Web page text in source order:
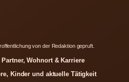
von der Redaktion gepruft.
Wohnort & Karriere
Kinder und aktuelle Tätigkeit